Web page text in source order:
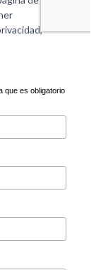
que es obligatorio